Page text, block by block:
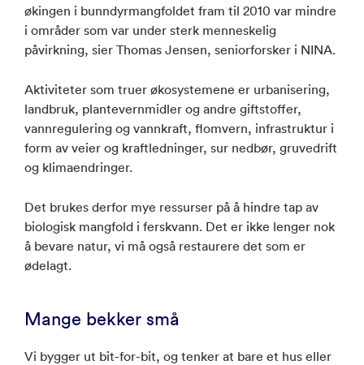
økingen i bunndyrmangfoldet fram til 2010 var mindre
i områder som var under sterk menneskelig
påvirkning, sier Thomas Jensen, seniorforsker i NINA.
Aktiviteter som truer økosystemene er urbanisering,
landbruk, plantevernmidler og andre giftstoffer,
vannregulering og vannkraft, flomvern, infrastruktur i
form av veier og kraftledninger, sur nedbør, gruvedrift
og klimaendringer.
Det brukes derfor mye ressurser på å hindre tap av
biologisk mangfold i ferskvann. Det er ikke lenger nok
å bevare natur, vi må også restaurere det som er
ødelagt.
Mange bekker små
Vi bygger ut bit-for-bit, og tenker at bare et hus eller